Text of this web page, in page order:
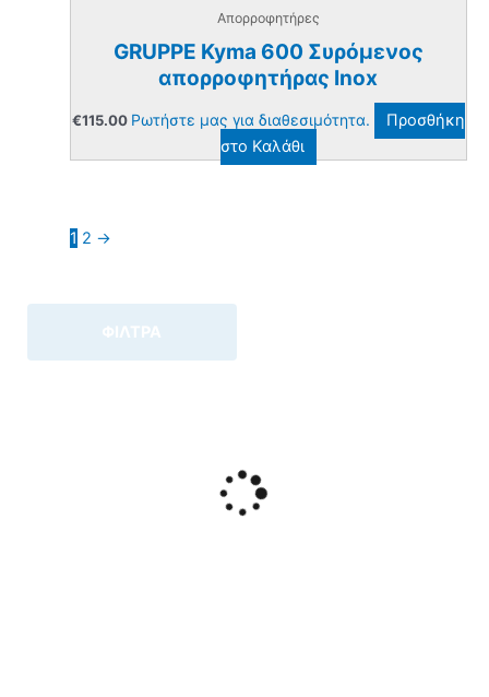
ΦΙΛΤΡΑ
Απορροφητήρες
GRUPPE Kyma 600 Συρόμενος
απορροφητήρας Inox
€115.00 Ρωτήστε μας για διαθεσιμότητα.
Προσθήκη
στο Καλάθι
1 2 →